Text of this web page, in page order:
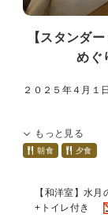
【水の音自慢！お
■特徴1：源泉2種
・「水月の庄」・
■特徴2：全ての大
～3つの貸切風呂～
■特徴：予約不要＆
ませ。
【スタンダ
めぐ
２０２５年４月１
【１】全客室がリ
ＵＳＢ電源ポート。
【２】温泉露天風
泉をお愉しみいた
もっと見る
朝食 夕食
【和洋室】水
+トイレ付き